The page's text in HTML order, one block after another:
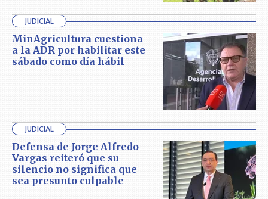
JUDICIAL
MinAgricultura cuestiona
a la ADR por habilitar este
sábado como día hábil
JUDICIAL
Defensa de Jorge Alfredo
Vargas reiteró que su
silencio no significa que
sea presunto culpable